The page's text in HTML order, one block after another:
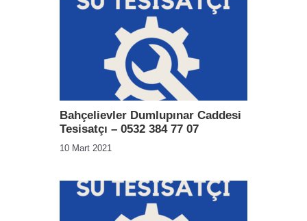
Bahçelievler Dumlupınar Caddesi
Tesisatçı – 0532 384 77 07
10 Mart 2021